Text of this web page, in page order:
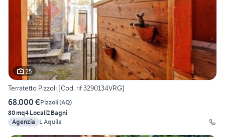
25
Terratetto Pizzoli [Cod. rif 3290134VRG]
68.000 €Pizzoli(AQ)
80 mq4 Locali2 Bagni
Agenzia
L Aquila